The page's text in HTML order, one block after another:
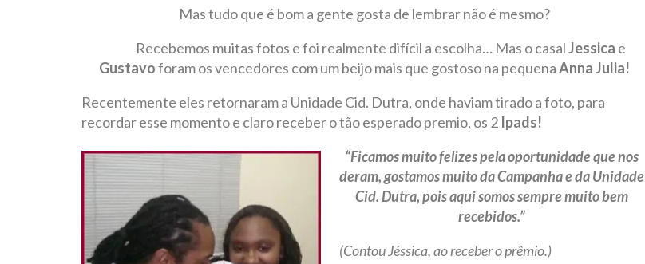
Mas tudo que é bom a gente gosta de lembrar não é mesmo?
Recebemos muitas fotos e foi realmente difícil a escolha… Mas o casalJessica e
Gustavoforam os vencedores com um beijo mais que gostoso na pequenaAnna Julia!
Recentemente eles retornaram a Unidade Cid. Dutra, onde haviam tirado a foto, para
recordar esse momento e claro receber o tão esperadopremio, os 2 Ipads!
“Ficamos muito felizes pela oportunidade que nos
deram, gostamos muito da Campanha e da Unidade
Cid. Dutra, pois aqui somos sempre muito bem
recebidos.”
(Contou Jéssica, ao receber o prêmio.)